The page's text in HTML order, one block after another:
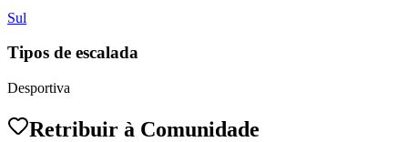
Sul
Tipos de escalada
Desportiva
Retribuir à Comunidade